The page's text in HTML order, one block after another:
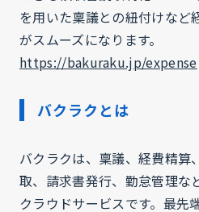
を用いた稟議との紐付けなど
がスムーズになります。
https://bakuraku.jp/expense
バクラクとは
バクラクは、稟議、経費精算
取、請求書発行、勤怠管理な
クラウドサービスです。最先